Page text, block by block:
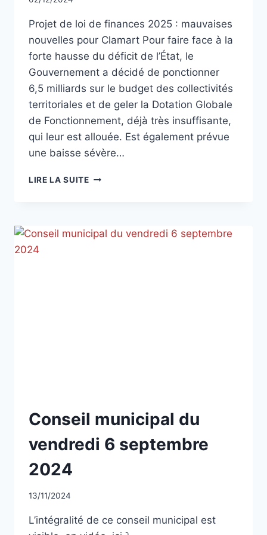
Projet de loi de finances 2025 : mauvaises
nouvelles pour Clamart Pour faire face à la
forte hausse du déficit de l’État, le
Gouvernement a décidé de ponctionner
6,5 milliards sur le budget des collectivités
territoriales et de geler la Dotation Globale
de Fonctionnement, déjà très insuffisante,
qui leur est allouée. Est également prévue
une baisse sévère…
LIRE LA SUITETRIBUNE
NON
CLASSÉ
Conseil municipal du
vendredi 6 septembre
2024
Par
13/11/2024
L’intégralité de ce conseil municipal est